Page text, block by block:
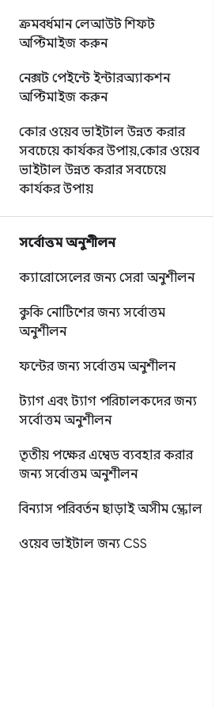
ক্রমবর্ধমান লেআউট শিফট
অপ্টিমাইজ করুন
নেক্সট পেইন্টে ইন্টারঅ্যাকশন
অপ্টিমাইজ করুন
কোর ওয়েব ভাইটাল উন্নত করার
সবচেয়ে কার্যকর উপায়,কোর ওয়েব
ভাইটাল উন্নত করার সবচেয়ে
কার্যকর উপায়
সর্বোত্তম অনুশীলন
ক্যারোসেলের জন্য সেরা অনুশীলন
কুকি নোটিশের জন্য সর্বোত্তম
অনুশীলন
ফন্টের জন্য সর্বোত্তম অনুশীলন
ট্যাগ এবং ট্যাগ পরিচালকদের জন্য
সর্বোত্তম অনুশীলন
তৃতীয় পক্ষের এম্বেড ব্যবহার করার
জন্য সর্বোত্তম অনুশীলন
বিন্যাস পরিবর্তন ছাড়াই অসীম স্ক্রোল
ওয়েব ভাইটাল জন্য CSS